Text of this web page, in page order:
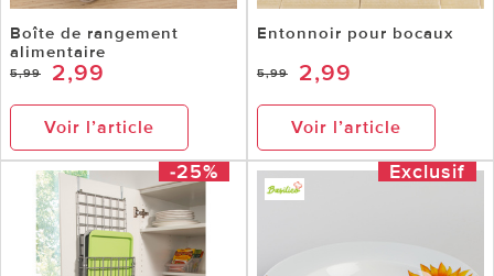
Boîte de rangement
alimentaire
5,99 2,99
Voir l’article
Entonnoir pour bocaux
5,99 2,99
Voir l’article
-25% Exclusif